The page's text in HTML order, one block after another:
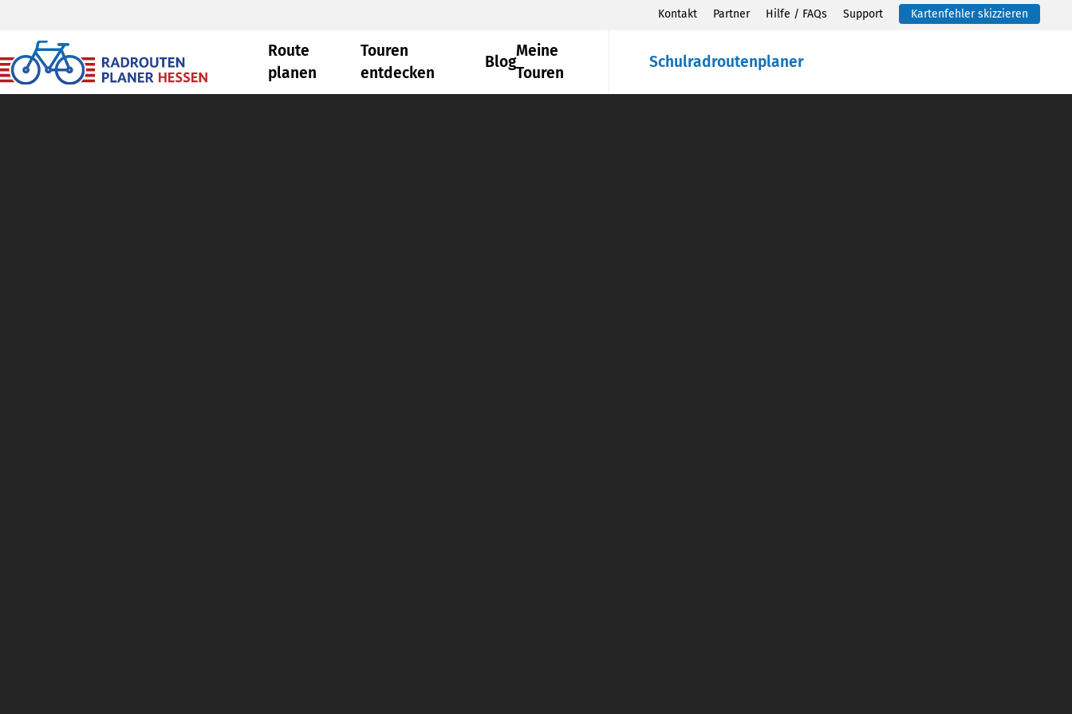
Kontakt Partner Hilfe / FAQs Support Kartenfehler skizzieren
Route
planen
Touren
entdecken
Blog
Meine
Touren
Schulradroutenplaner